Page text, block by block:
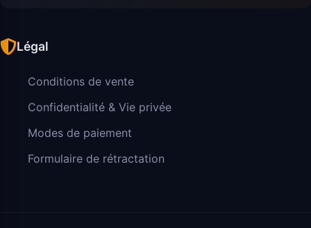
Légal
Conditions de vente
Confidentialité & Vie privée
Modes de paiement
Formulaire de rétractation